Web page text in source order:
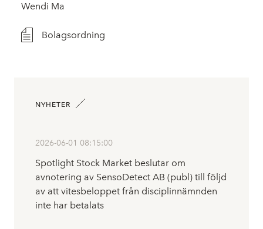
Wendi Ma
Bolagsordning
NYHETER
2026-06-01 08:15:00
Spotlight Stock Market beslutar om
avnotering av SensoDetect AB (publ) till följd
av att vitesbeloppet från disciplinnämnden
inte har betalats